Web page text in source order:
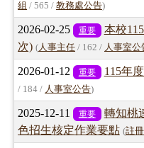
組 / 565 / 教務處公告)
2026-02-25 重要
本校
次) (人事主任 / 162 / 人事室公
2026-01-12 重要 115年
/ 184 / 人事室公告)
2025-12-11 重要
轉知桃
色招生核定作業要點 (註